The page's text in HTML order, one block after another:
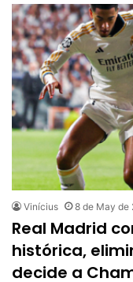
Vinícius 8 de May de
Real Madrid
histórica,
decide a